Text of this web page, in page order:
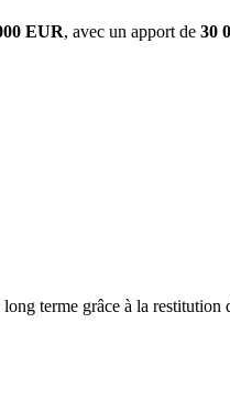
EUR, avec un apport de 30
long terme grâce à la